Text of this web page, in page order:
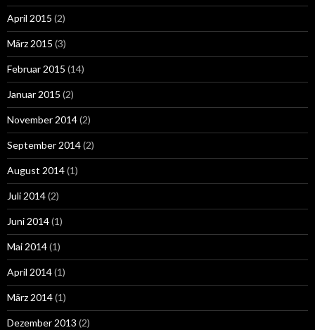
April 2015 (2)
März 2015 (3)
Februar 2015 (14)
Januar 2015 (2)
November 2014(2)
September 2014(2)
August 2014(1)
Juli 2014(2)
Juni 2014(1)
Mai 2014(1)
April 2014(1)
März 2014(1)
Dezember 2013 (2)